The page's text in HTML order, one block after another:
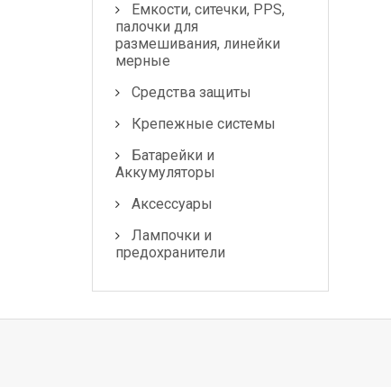
Емкости, ситечки, PPS,
палочки для
размешивания, линейки
мерные
Средства защиты
Крепежные системы
Батарейки и
Аккумуляторы
Аксессуары
Лампочки и
предохранители